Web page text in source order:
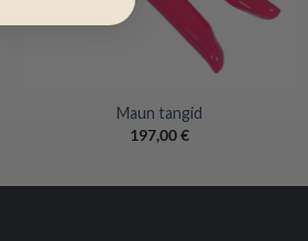
Maun tangid
197,00€